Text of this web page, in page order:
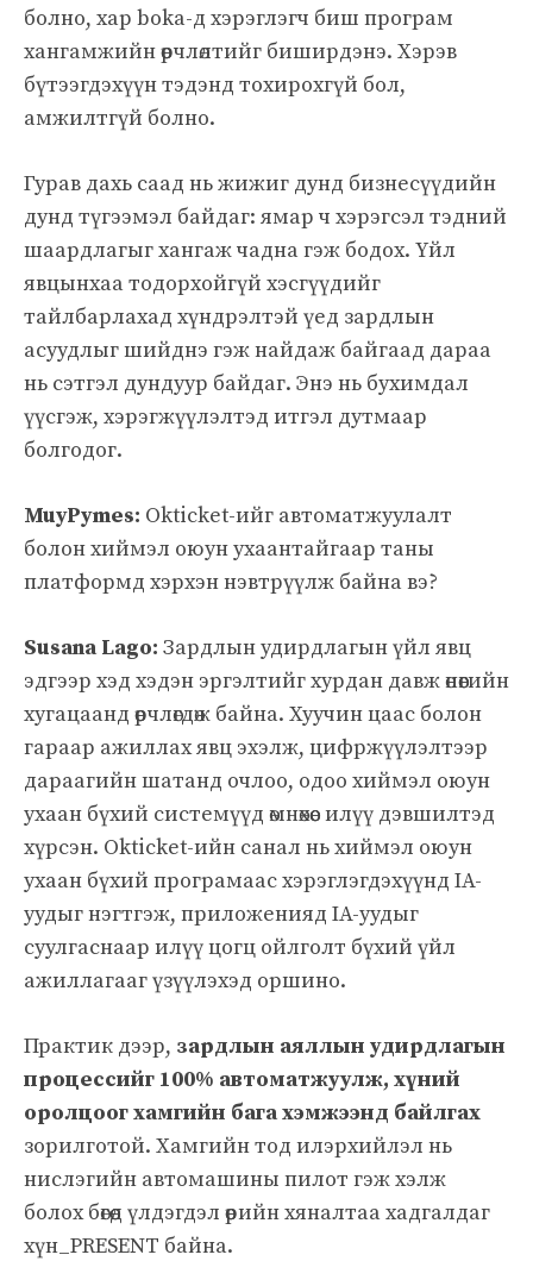
болно, хар boka-д хэрэглэгч биш програм
хангамжийн өөрчлөлтийг биширдэнэ. Хэрэв
бүтээгдэхүүн тэдэнд тохирохгүй бол,
амжилтгүй болно.
Гурав дахь саад нь жижиг дунд бизнесүүдийн
дунд түгээмэл байдаг: ямар ч хэрэгсэл тэдний
шаардлагыг хангаж чадна гэж бодох. Үйл
явцынхаа тодорхойгүй хэсгүүдийг
тайлбарлахад хүндрэлтэй үед зардлын
асуудлыг шийднэ гэж найдаж байгаад дараа
нь сэтгэл дундуур байдаг. Энэ нь бухимдал
үүсгэж, хэрэгжүүлэлтэд итгэл дутмаар
болгодог.
MuyPymes: Okticket-ийг автоматжуулалт
болон хиймэл оюун ухаантайгаар таны
платформд хэрхэн нэвтрүүлж байна вэ?
Susana Lago: Зардлын удирдлагын үйл явц
эдгээр хэд хэдэн эргэлтийг хурдан давж өнөөгийн
хугацаанд өөрчлөгдөж байна. Хуучин цаас болон
гараар ажиллах явц эхэлж, цифржүүлэлтээр
дараагийн шатанд очлоо, одоо хиймэл оюун
ухаан бүхий системүүд өмнөхөөс илүү дэвшилтэд
хүрсэн. Okticket-ийн санал нь хиймэл оюун
ухаан бүхий програмаас хэрэглэгдэхүүнд IA-
уудыг нэгтгэж, приложенияд IA-уудыг
суулгаснаар илүү цогц ойлголт бүхий үйл
ажиллагааг үзүүлэхэд оршино.
Практик дээр, зардлын аяллын удирдлагын
процессийг 100% автоматжуулж, хүний
оролцоог хамгийн бага хэмжээнд байлгах
зорилготой. Хамгийн тод илэрхийлэл нь
нислэгийн автомашины пилот гэж хэлж
болох бөгөөд үлдэгдэл өөрийн хяналтаа хадгалдаг
хүн_PRESENT байна.